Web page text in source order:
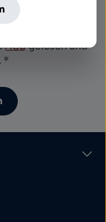
AGBgelesen und
*